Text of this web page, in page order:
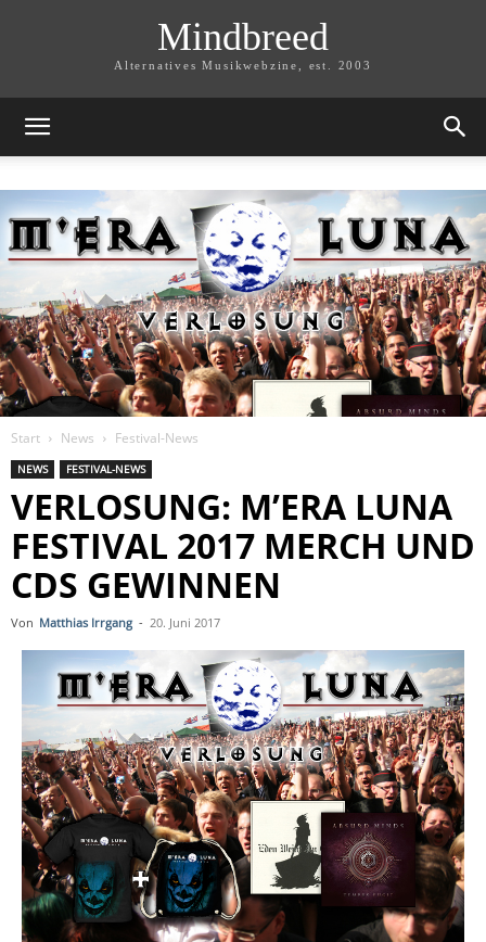
Mindbreed
Alternatives Musikwebzine, est. 2003
Start News Festival-News
NEWS FESTIVAL-NEWS
VERLOSUNG: M’ERA LUNA
FESTIVAL 2017 MERCH UND
CDS GEWINNEN
Von Matthias Irrgang - 20. Juni 2017